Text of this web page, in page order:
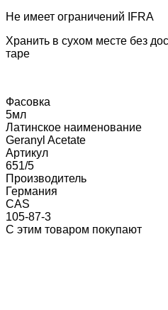
Не имеет ограничений IFRA
Хранить в сухом месте без
таре
Фасовка
5мл
Латинское наименование
Geranyl Acetate
Артикул
651/5
Производитель
Германия
CAS
105-87-3
С этим товаром покупают